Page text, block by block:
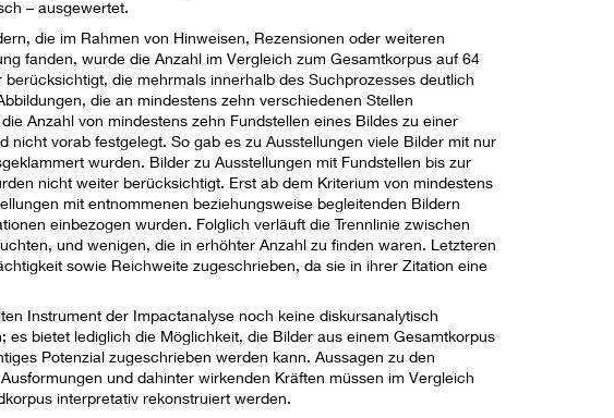
– ausgewertet.
die im Rahmen von Hinweisen, Rezensionen oder weiteren
fanden, wurde die Anzahl im Vergleich zum Gesamtkorpus auf 64
die mehrmals innerhalb des Suchprozesses deutlich
die an mindestens zehn verschiedenen Stellen
Anzahl von mindestens zehn Fundstellen eines Bildes zu einer
nicht vorab festgelegt. So gab es zu Ausstellungen viele Bilder mit nur
wurden. Bilder zu Ausstellungen mit Fundstellen bis zur
nicht weiter berücksichtigt. Erst ab dem Kriterium von mindestens
mit entnommenen beziehungsweise begleitenden Bildern
einbezogen wurden. Folglich verläuft die Trennlinie zwischen
und wenigen, die in erhöhter Anzahl zu finden waren. Letzteren
sowie Reichweite zugeschrieben, da sie in ihrer Zitation eine
Instrument der Impactanalyse noch keine diskursanalytisch
es bietet lediglich die Möglichkeit, die Bilder aus einem Gesamtkorpus
Potenzial zugeschrieben werden kann. Aussagen zu den
und dahinter wirkenden Kräften müssen im Vergleich
interpretativ rekonstruiert werden.